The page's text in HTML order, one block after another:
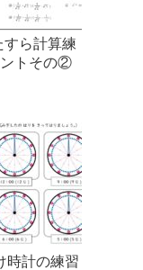
すら計算練
トその②
時計の練習